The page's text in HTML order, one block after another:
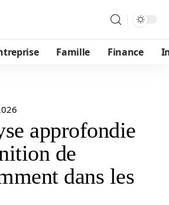
Famille Finance
approfondie
de
dans les